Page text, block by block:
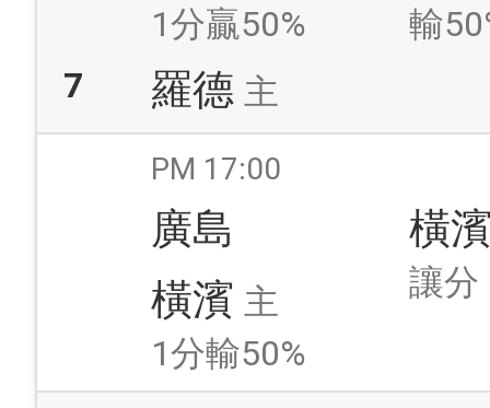
1分贏50%
7
羅德 主
輸
PM 17:00
廣島
橫濱 主
1分輸50%
橫
讓分